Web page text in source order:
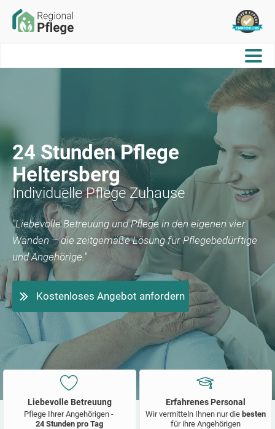
24 Stunden Pflege
Heltersberg
Individuelle Pflege Zuhause
"Liebevolle Betreuung und Pflege in den eigenen vier
Wänden – die zeitgemäße Lösung für Pflegebedürftige
und Angehörige."
Kostenloses Angebot anfordern
Liebevolle Betreuung
Pflege Ihrer Angehörigen -
24 Stunden pro Tag
Erfahrenes Personal
Wir vermitteln Ihnen nur die besten
für ihre Angehörigen